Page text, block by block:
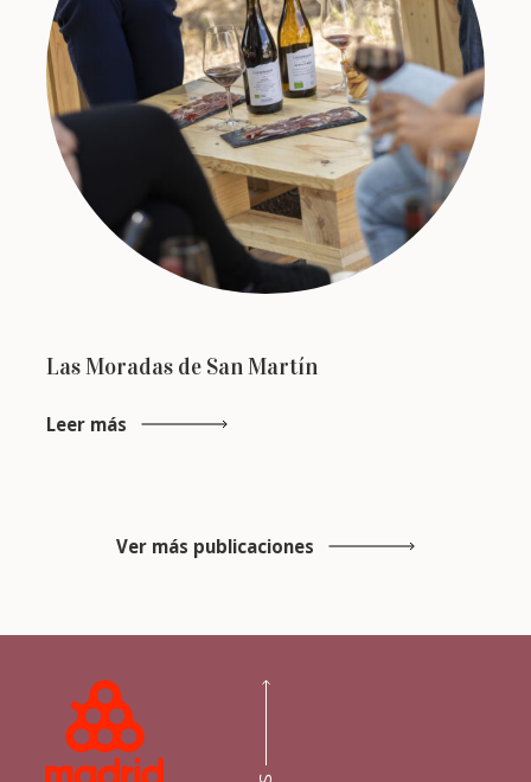
Las Moradas de San Martín
Leer más
Ver más publicaciones